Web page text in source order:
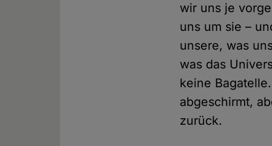
wir uns je
uns um sie –
unsere, was
was das
keine
abgeschirmt,
zurück.